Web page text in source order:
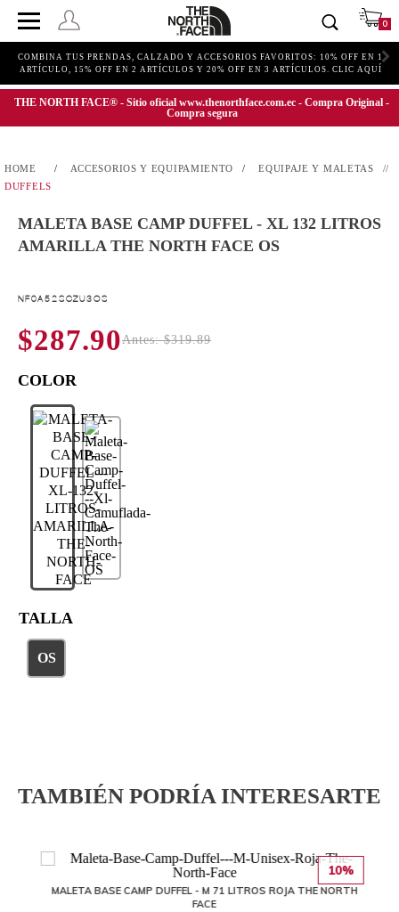
0
COMBINA TUS PRENDAS, CALZADO Y ACCESORIOS FAVORITOS: 10% OFF EN 1
ARTÍCULO, 15% OFF EN 2 ARTÍCULOS Y 20% OFF EN 3 ARTÍCULOS. CLIC AQUÍ
THE NORTH FACE® - Sitio oficial www.thenorthface.com.ec - Compra Original -
Compra segura
ACCESORIOS Y EQUIPAMIENTO
EQUIPAJE Y MALETAS
DUFFELS
MALETA BASE CAMP DUFFEL - XL 132 LITROS
AMARILLA THE NORTH FACE OS
NF0A52SCZU3OS
$287.90Antes: $319.89
TALLA
OS
TAMBIÉN PODRÍA INTERESARTE
10%
MALETA BASE CAMP DUFFEL - M 71 LITROS ROJA THE NORTH
FACE